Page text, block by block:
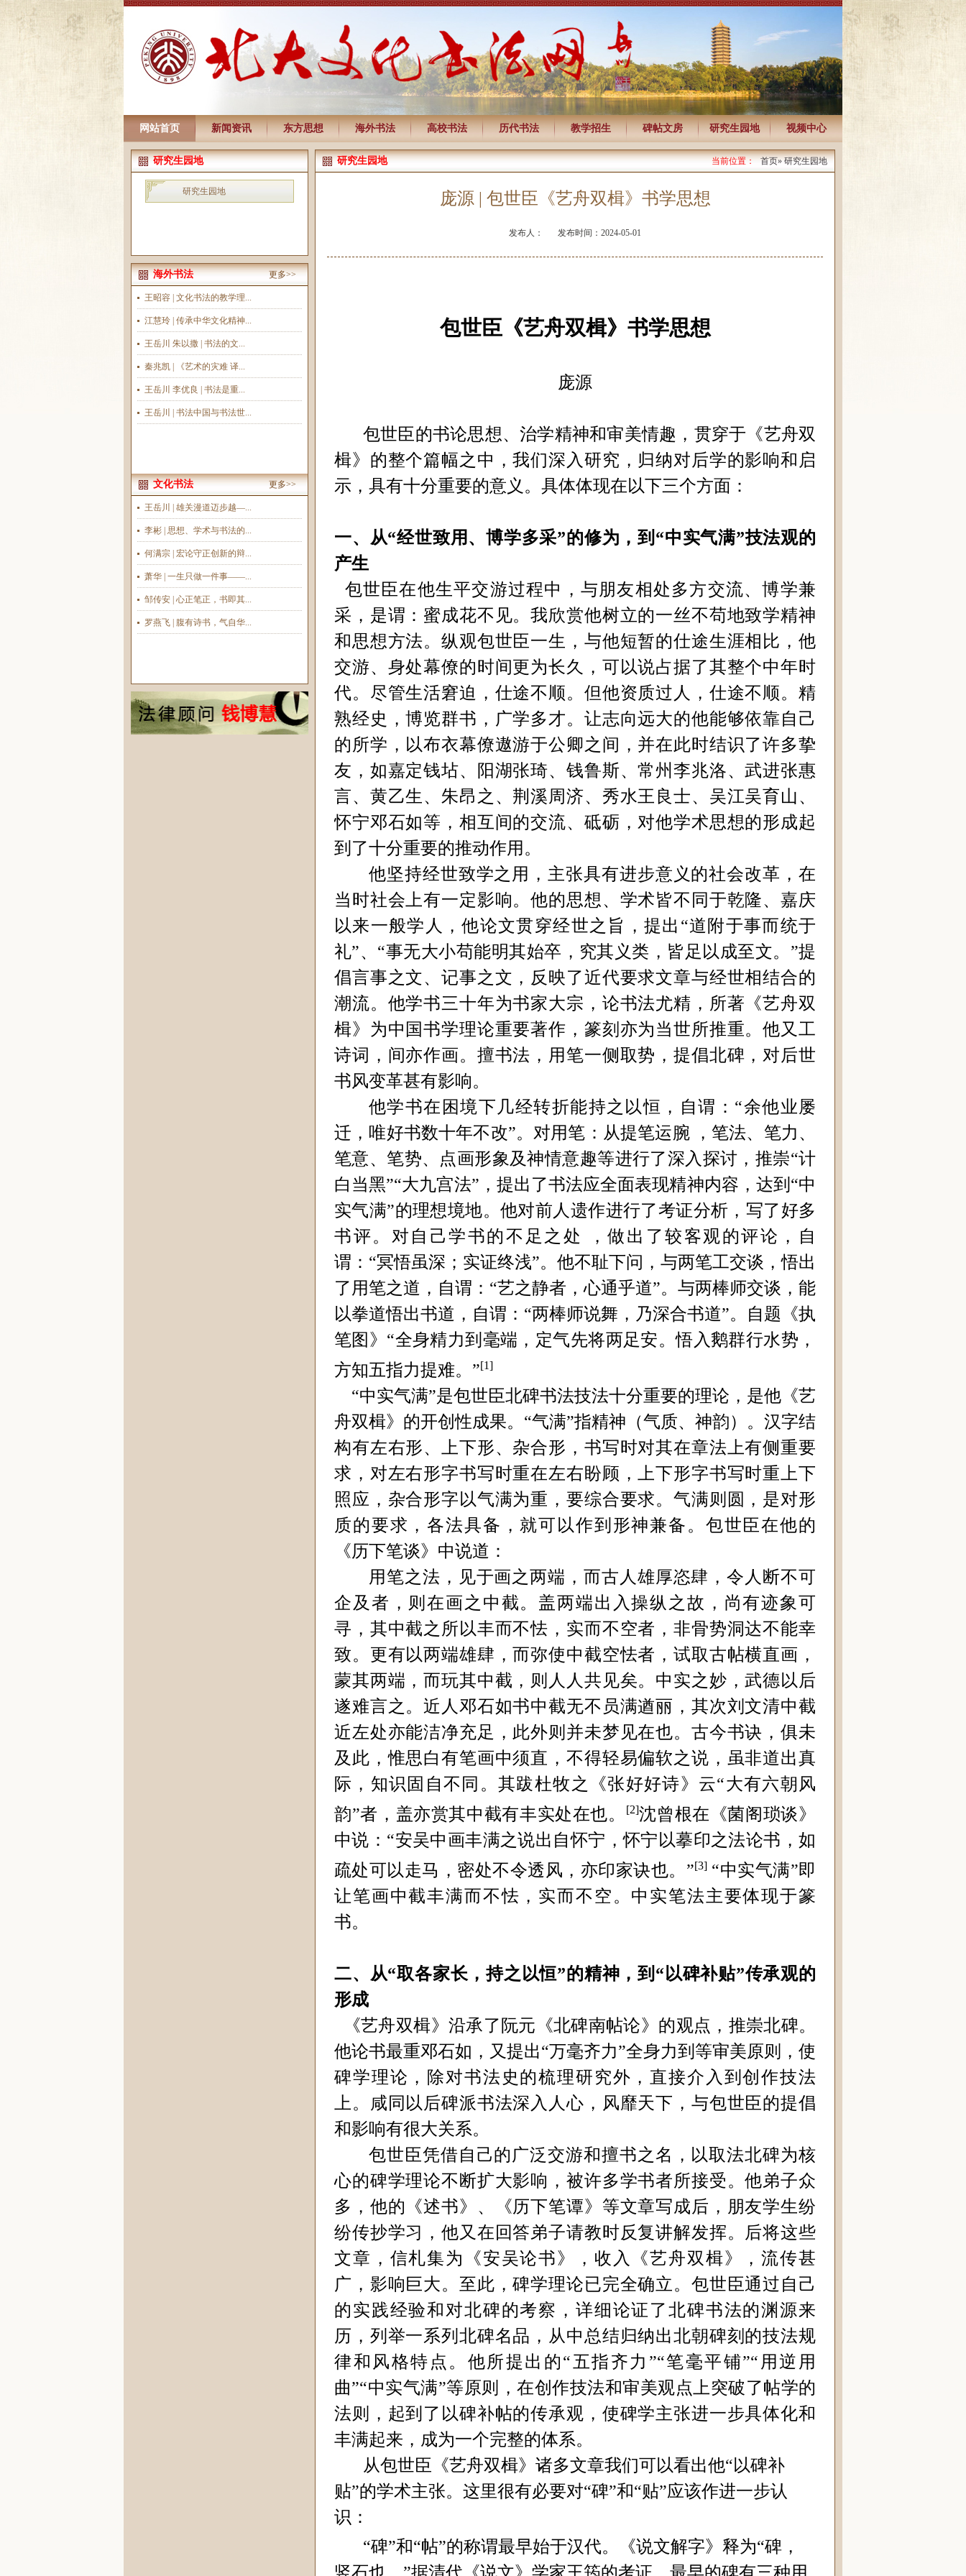
网站首页 新闻资讯 东方思想 海外书法 高校书法 历代书法 教学招生 碑帖文房 研究生园地 视频中心
研究生园地
研究生园地
海外书法 更多>>
王昭容 | 文化书法的教学理...
江慧玲 | 传承中华文化精神...
王岳川 朱以撒 | 书法的文...
秦兆凯 | 《艺术的灾难 译...
王岳川 李优良 | 书法是重...
王岳川 | 书法中国与书法世...
文化书法 更多>>
王岳川 | 雄关漫道迈步越—...
李彬 | 思想、学术与书法的...
何满宗 | 宏论守正创新的辩...
萧华 | 一生只做一件事——...
邹传安 | 心正笔正，书即其...
罗燕飞 | 腹有诗书，气自华...
研究生园地 当前位置： 首页» 研究生园地
庞源 | 包世臣《艺舟双楫》书学思想
发布人： 发布时间：2024-05-01
包世臣《艺舟双楫》 书学思想
庞源
包世臣的书论思想、治学精神和审美情趣，贯穿于《艺舟双
楫》的整个篇幅之中，我们深入研究，归纳对后学的影响和启
示，具有十分重要的意义。具体体现在以下三个方面：
一、从“经世致用、博学多采”的修为，到“中实气满”技法观的
产生
包世臣在他生平交游过程中，与朋友相处多方交流、博学兼
采，是谓：蜜成花不见。我欣赏他树立的一丝不苟地致学精神
和思想方法。纵观包世臣一生，与他短暂的仕途生涯相比，他
交游、身处幕僚的时间更为长久，可以说占据了其整个中年时
代。尽管生活窘迫，仕途不顺。但他资质过人，仕途不顺。精
熟经史，博览群书，广学多才。让志向远大的他能够依靠自己
的所学，以布衣幕僚遨游于公卿之间，并在此时结识了许多挚
友，如嘉定钱坫、阳湖张琦、钱鲁斯、常州李兆洛、武进张惠
言、黄乙生、朱昂之、荆溪周济、秀水王良士、吴江吴育山、
怀宁邓石如等，相互间的交流、砥砺，对他学术思想的形成起
到了十分重要的推动作用。
他坚持经世致学之用，主张具有进步意义的社会改革，在
当时社会上有一定影响。他的思想、学术皆不同于乾隆、嘉庆
以来一般学人，他论文贯穿经世之旨，提出“道附于事而统于
礼”、“事无大小苟能明其始卒，究其义类，皆足以成至文。”提
倡言事之文、记事之文，反映了近代要求文章与经世相结合的
潮流。他学书三十年为书家大宗，论书法尤精，所著《艺舟双
楫》为中国书学理论重要著作，篆刻亦为当世所推重。他又工
诗词，间亦作画。擅书法，用笔一侧取势，提倡北碑，对后世
书风变革甚有影响。
他学书在困境下几经转折能持之以恒，自谓：“余他业屡
迁，唯好书数十年不改”。对用笔：从提笔运腕 ，笔法、笔力、
笔意、笔势、点画形象及神情意趣等进行了深入探讨，推崇“计
白当黑”“大九宫法”，提出了书法应全面表现精神内容，达到“中
实气满”的理想境地。他对前人遗作进行了考证分析，写了好多
书评。对自己学书的不足之处 ，做出了较客观的评论，自
谓：“冥悟虽深；实证终浅”。他不耻下问，与两笔工交谈，悟出
了用笔之道，自谓：“艺之静者，心通乎道”。与两棒师交谈，能
以拳道悟出书道，自谓：“两棒师说舞，乃深合书道”。自题《执
笔图》“全身精力到毫端，定气先将两足安。悟入鹅群行水势，
方知五指力提难。”[1]
“中实气满”是包世臣北碑书法技法十分重要的理论，是他《艺
舟双楫》的开创性成果。 “气满”指精神（气质、神韵）。汉字结
构有左右形、上下形、杂合形，书写时对其在章法上有侧重要
求，对左右形字书写时重在左右盼顾，上下形字书写时重上下
照应，杂合形字以气满为重，要综合要求。气满则圆，是对形
质的要求，各法具备，就可以作到形神兼备。 包世臣在他的
《历下笔谈》中说道：
用笔之法，见于画之两端，而古人雄厚恣肆，令人断不可
企及者，则在画之中截。盖两端出入操纵之故，尚有迹象可
寻，其中截之所以丰而不怯，实而不空者，非骨势洞达不能幸
致。更有以两端雄肆，而弥使中截空怯者，试取古帖横直画，
蒙其两端，而玩其中截，则人人共见矣。中实之妙，武德以后
遂难言之。近人邓石如书中截无不员满遒丽，其次刘文清中截
近左处亦能洁净充足，此外则并未梦见在也。古今书诀，俱未
及此，惟思白有笔画中须直，不得轻易偏软之说，虽非道出真
际，知识固自不同。其跋杜牧之《张好好诗》云“大有六朝风
韵”者，盖亦赏其中截有丰实处在也。
[2]沈曾根在《菌阁琐谈》
中说：“安吴中画丰满之说出自怀宁，怀宁以摹印之法论书，如
疏处可以走马，密处不令透风，亦印家诀也。”[3]“中实气满”即
让笔画中截丰满而不怯，实而不空。中实笔法主要体现于篆
书。
二、从“取各家长，持之以恒”的精神，到“以碑补贴”传承观的
形成
《艺舟双楫》沿承了阮元《北碑南帖论》的观点，推崇北碑。
他论书最重邓石如，又提出“万毫齐力”全身力到等审美原则，使
碑学理论，除对书法史的梳理研究外，直接介入到创作技法
上。咸同以后碑派书法深入人心，风靡天下，与包世臣的提倡
和影响有很大关系。
包世臣凭借自己的广泛交游和擅书之名，以取法北碑为核
心的碑学理论不断扩大影响，被许多学书者所接受。他弟子众
多，他的《述书》、《历下笔谭》等文章写成后，朋友学生纷
纷传抄学习，他又在回答弟子请教时反复讲解发挥。后将这些
文章，信札集为《安吴论书》，收入《艺舟双楫》，流传甚
广，影响巨大。至此，碑学理论已完全确立。包世臣通过自己
的实践经验和对北碑的考察，详细论证了北碑书法的渊源来
历，列举一系列北碑名品，从中总结归纳出北朝碑刻的技法规
律和风格特点。他所提出的“五指齐力”“笔毫平铺”“用逆用
曲”“中实气满”等原则，在创作技法和审美观点上突破了帖学的
法则，起到了以碑补帖的传承观，使碑学主张进一步具体化和
丰满起来，成为一个完整的体系。
从包世臣《艺舟双楫》诸多文章我们可以看出他“以碑补
贴”的学术主张。这里很有必要对“碑”和“贴”应该作进一步认
识：
“碑”和“帖”的称谓最早始于汉代。《说文解字》释为“碑，